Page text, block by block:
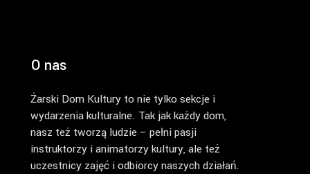
O nas
Żarski Dom Kultury to nie tylko sekcje i
wydarzenia kulturalne. Tak jak każdy dom,
nasz też tworzą ludzie – pełni pasji
instruktorzy i animatorzy kultury, ale też
uczestnicy zajęć i odbiorcy naszych działań.